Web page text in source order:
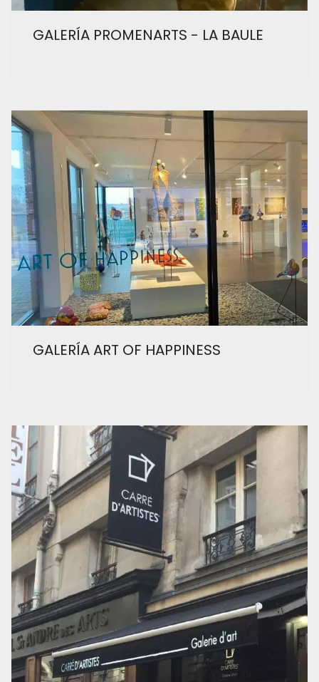
GALERÍA PROMENARTS - LA BAULE
GALERÍA ART OF HAPPINESS